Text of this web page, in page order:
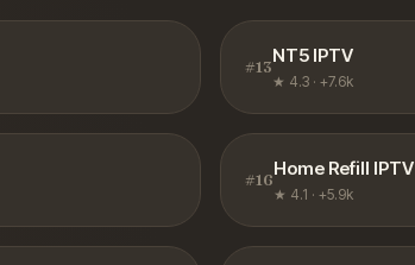
#13
NT5 IPTV
★ 4.3 · +7.6k
#16
Home Refill IPTV
★ 4.1 · +5.9k